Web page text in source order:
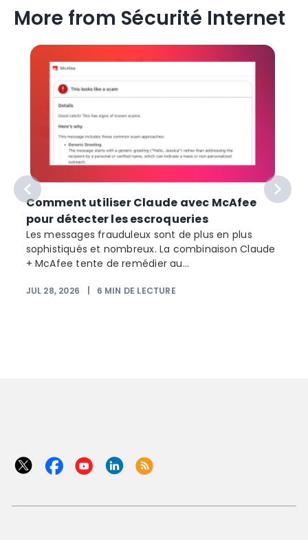
More from Sécurité Internet
Comment utiliser Claude avec McAfee
pour détecter les escroqueries
Les messages frauduleux sont de plus en plus
sophistiqués et nombreux. La combinaison Claude
+ McAfee tente de remédier au...
JUL 28, 2026 6 MIN DE LECTURE